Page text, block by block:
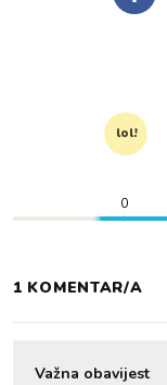
lol!
0
1 KOMENTAR/A
Važna obavijest